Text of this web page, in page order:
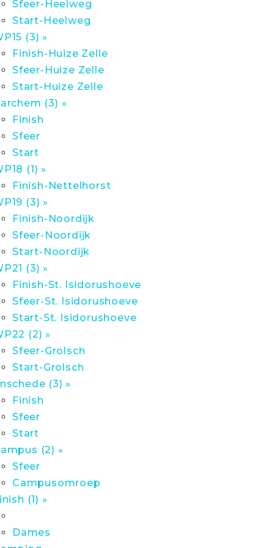
Sfeer-Heelweg
Start-Heelweg
(3) »
Finish-Huize Zelle
Sfeer-Huize Zelle
Start-Huize Zelle
(3) »
Finish
Sfeer
Start
(1) »
Finish-Nettelhorst
(3) »
Finish-Noordijk
Sfeer-Noordijk
Start-Noordijk
(3) »
Finish-St. Isidorushoeve
Sfeer-St. Isidorushoeve
Start-St. Isidorushoeve
(2) »
Sfeer-Grolsch
Start-Grolsch
(3) »
Finish
Sfeer
Start
(2) »
Sfeer
Campusomroep
(1) »
Dames